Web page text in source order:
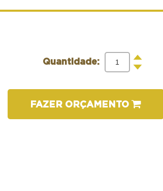
Quantidade:
+
-
FAZER ORÇAMENTO